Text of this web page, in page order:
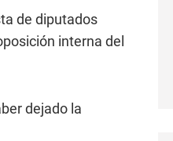
de diputados
interna del
dejado la